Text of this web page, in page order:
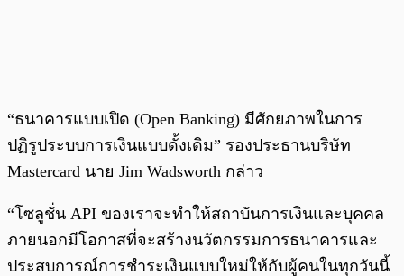
“ธนาคารแบบเปิด (Open Banking) มีศักยภาพในการ
ปฏิรูประบบการเงินแบบดั้งเดิม” รองประธานบริษัท
Mastercard นาย Jim Wadsworth กล่าว
“โซลูชั่น API ของเราจะทำให้สถาบันการเงินและบุคคล
ภายนอกมีโอกาสที่จะสร้างนวัตกรรมการธนาคารและ
ประสบการณ์การชำระเงินแบบใหม่ให้กับผู้คนในทุกวันนี้